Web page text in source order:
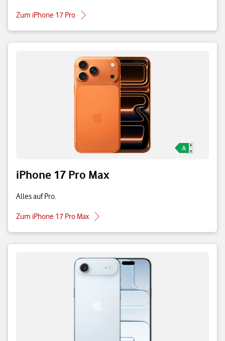
Zum iPhone 17 Pro
iPhone 17 Pro Max
Alles auf Pro.
Zum iPhone 17 Pro Max